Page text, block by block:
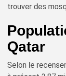
trouver des
Qatar
Selon le